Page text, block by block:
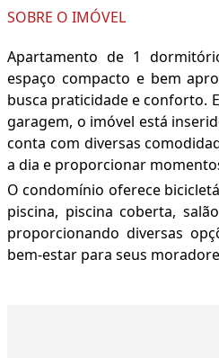
SOBRE O IMÓVEL
Apartamento de 1
espaço compacto e bem
busca praticidade e conforto.
garagem, o imóvel está
conta com diversas
a dia e proporcionar
O condomínio oferece
piscina, piscina coberta,
proporcionando diversas
bem-estar para seus